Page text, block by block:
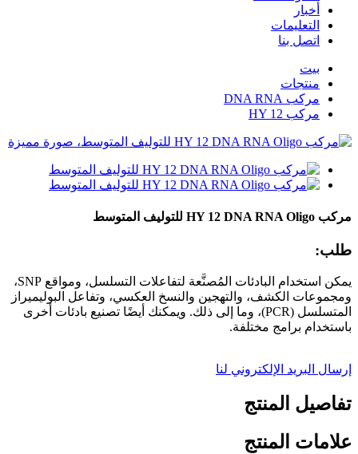
أخبار
التعليمات
اتصل بنا
بيت
منتجات
مركب DNA RNA
مركب HY 12
مركب HY 12 DNA RNA Oligo للتوليف المتوسط
طلب:
يمكن استخدام البادئات المُصنَّعة لتفاعلات التسلسل، ومواقع SNP،
ومجموعات الكشف، والتهجين والنسخ العكسي، وتفاعل البوليميراز
المتسلسل (PCR)، وما إلى ذلك. ويمكنك أيضًا تصنيع بادئات أخرى
باستخدام برامج مختلفة.
إرسال البريد الإلكتروني لنا
تفاصيل المنتج
علامات المنتج